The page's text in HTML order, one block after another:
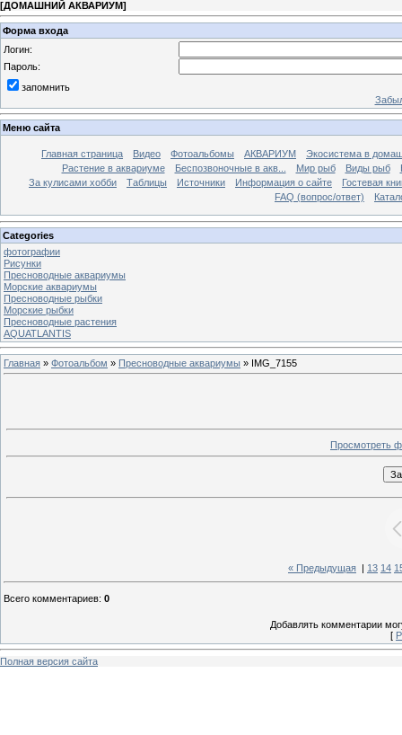
[ДОМАШНИЙ АКВАРИУМ]
Форма входа
Логин:
Пароль:
запомнить
Меню сайта
Главная страница Видео Фотоальбомы АКВАРИУМ
Экосистема в
Растение в аквариуме
Беспозвоночные в акв... Мир рыб Виды рыб
За кулисами хобби
Таблицы Источники Информация о сайте
Гостевая
FAQ (вопрос/ответ)
Categories
фотографии
Рисунки
Пресноводные аквариумы
Морские аквариумы
Пресноводные рыбки
Морские рыбки
Пресноводные растения
AQUATLANTIS
Главная » Фотоальбом » Пресноводные аквариумы » IMG_7155
Просмотреть
« Предыдущая 13 14
Всего комментариев: 0
Добавлять комментарии
[
Полная версия сайта